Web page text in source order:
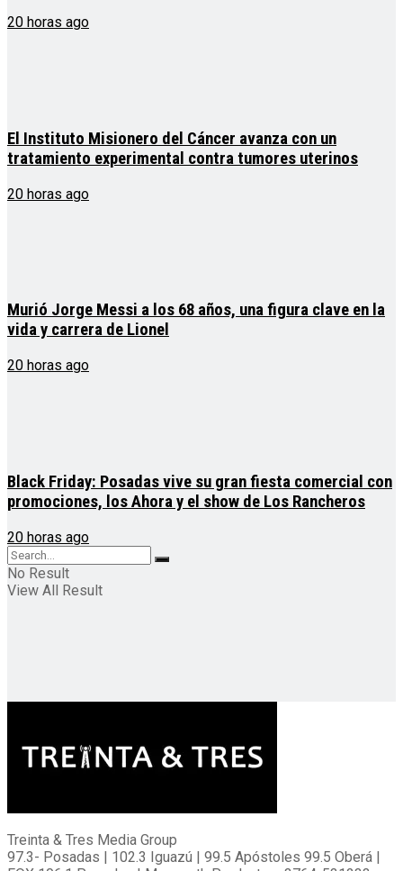
20 horas ago
El Instituto Misionero del Cáncer avanza con un
tratamiento experimental contra tumores uterinos
20 horas ago
Murió Jorge Messi a los 68 años, una figura clave en la
vida y carrera de Lionel
20 horas ago
Black Friday: Posadas vive su gran fiesta comercial con
promociones, los Ahora y el show de Los Rancheros
20 horas ago
No Result
View All Result
Treinta & Tres Media Group
97.3- Posadas | 102.3 Iguazú | 99.5 Apóstoles 99.5 Oberá |